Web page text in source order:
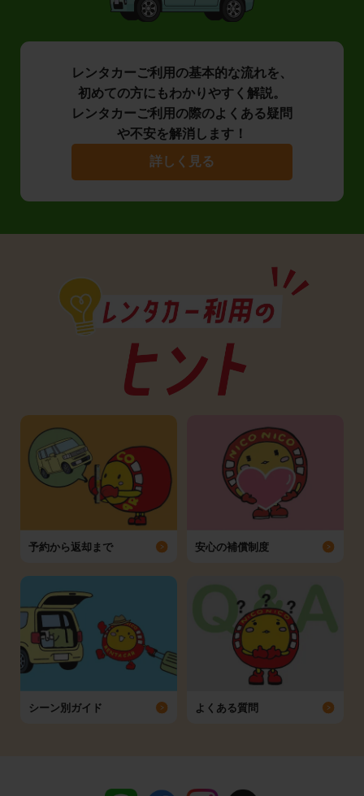
レンタカーご利用の基本的な流れを、
初めての方にもわかりやすく解説。
レンタカーご利用の際のよくある疑問
や不安を解消します！
詳しく見る
予約から返却まで 安心の補償制度
シーン別ガイド よくある質問